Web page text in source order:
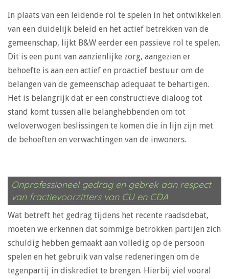
In plaats van een leidende rol te spelen in het ontwikkelen
van een duidelijk beleid en het actief betrekken van de
gemeenschap, lijkt B&W eerder een passieve rol te spelen.
Dit is een punt van aanzienlijke zorg, aangezien er
behoefte is aan een actief en proactief bestuur om de
belangen van de gemeenschap adequaat te behartigen.
Het is belangrijk dat er een constructieve dialoog tot
stand komt tussen alle belanghebbenden om tot
weloverwogen beslissingen te komen die in lijn zijn met
de behoeften en verwachtingen van de inwoners.
Onprofessioneel gedrag en gebrek aan respect
van fractievoorzitters van CU en CDA
Wat betreft het gedrag tijdens het recente raadsdebat,
moeten we erkennen dat sommige betrokken partijen zich
schuldig hebben gemaakt aan volledig op de persoon
spelen en het gebruik van valse redeneringen om de
tegenpartij in diskrediet te brengen. Hierbij viel vooral